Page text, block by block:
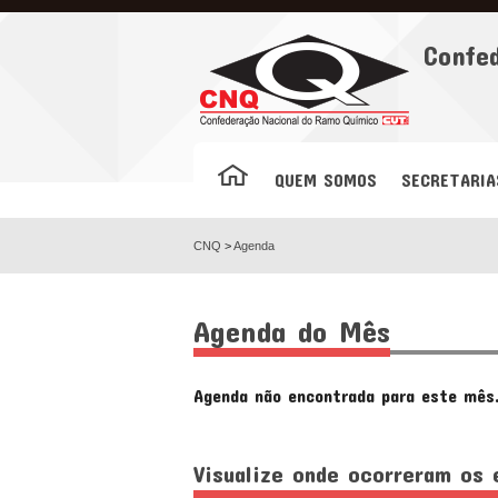
QUEM SOMOS
CNQ >Agenda
Agenda do Mês
Agenda não encontrada para este mês.
Visualize onde ocorreram os